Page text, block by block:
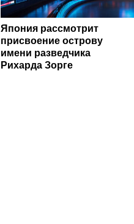
Япония рассмотрит
присвоение острову
имени разведчика
Рихарда Зорге